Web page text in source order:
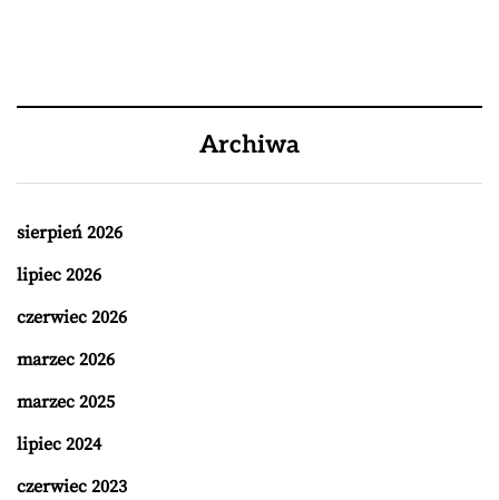
Archiwa
sierpień 2026
lipiec 2026
czerwiec 2026
marzec 2026
marzec 2025
lipiec 2024
czerwiec 2023